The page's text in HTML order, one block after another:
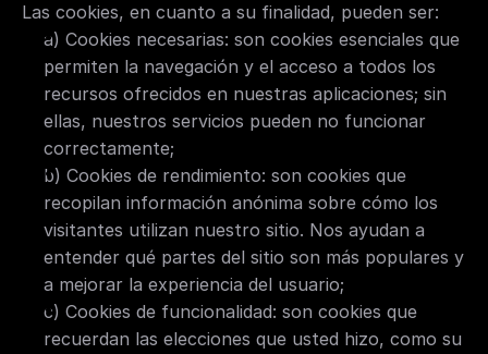
Las cookies, en cuanto a su finalidad, pueden ser:
a) Cookies necesarias: son cookies esenciales que
permiten la navegación y el acceso a todos los
recursos ofrecidos en nuestras aplicaciones; sin
ellas, nuestros servicios pueden no funcionar
correctamente;
b) Cookies de rendimiento: son cookies que
recopilan información anónima sobre cómo los
visitantes utilizan nuestro sitio. Nos ayudan a
entender qué partes del sitio son más populares y
a mejorar la experiencia del usuario;
c) Cookies de funcionalidad: son cookies que
recuerdan las elecciones que usted hizo, como su